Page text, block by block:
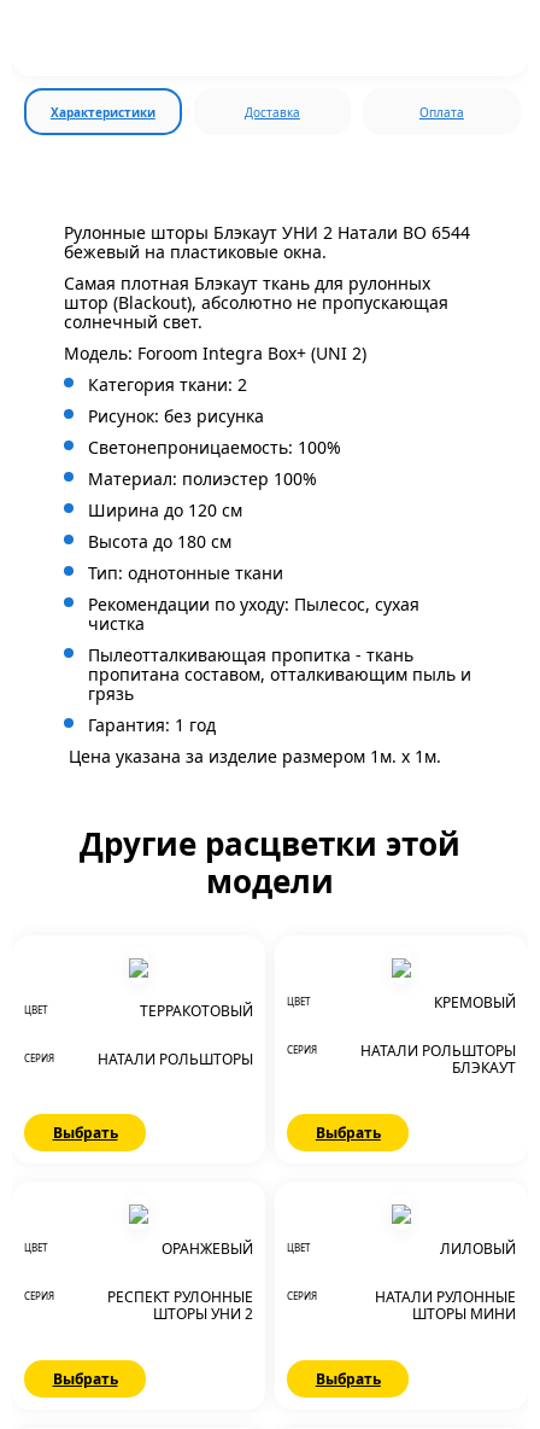
Характеристики Доставка Оплата
Рулонные шторы Блэкаут УНИ 2 Натали BO 6544
бежевый на пластиковые окна.
Самая плотная Блэкаут ткань для рулонных
штор (Blackout), абсолютно не пропускающая
солнечный свет.
Модель: Foroom Integra Box+ (UNI 2)
Категория ткани: 2
Рисунок: без рисунка
Светонепроницаемость: 100%
Материал: полиэстер 100%
Ширина до 120 см
Высота до 180 см
Тип: однотонные ткани
Рекомендации по уходу: Пылесос, сухая
чистка
Пылеотталкивающая пропитка - ткань
пропитана составом, отталкивающим пыль и
грязь
Гарантия: 1 год
Цена указана за изделие размером 1м. x 1м.
Другие расцветки этой
модели
ЦВЕТ ТЕРРАКОТОВЫЙ
СЕРИЯ НАТАЛИ РОЛЬШТОРЫ
Выбрать
ЦВЕТ КРЕМОВЫЙ
СЕРИЯ
НАТАЛИ РОЛЬШТОРЫ
БЛЭКАУТ
Выбрать
ЦВЕТ ОРАНЖЕВЫЙ
СЕРИЯ
РЕСПЕКТ РУЛОННЫЕ
ШТОРЫ УНИ 2
Выбрать
ЦВЕТ ЛИЛОВЫЙ
СЕРИЯ
НАТАЛИ РУЛОННЫЕ
ШТОРЫ МИНИ
Выбрать